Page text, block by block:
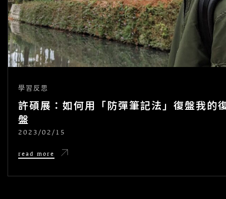
學習反思
許碩展：如何用「防彈筆記法」復盤我的
盤
POSTED
2023/02/15
read more
碩
如